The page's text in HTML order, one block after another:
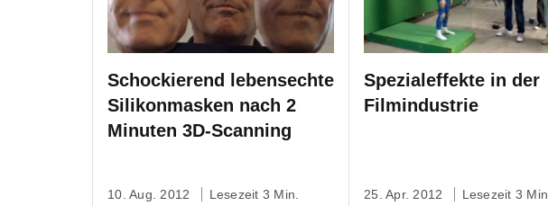
Schockierend lebensechte
Silikonmasken nach 2
Minuten 3D-Scanning
10. Aug. 2012 Lesezeit 3 Min.
Spezialeffekte in der
Filmindustrie
25. Apr. 2012 Lesezeit 3 Min.